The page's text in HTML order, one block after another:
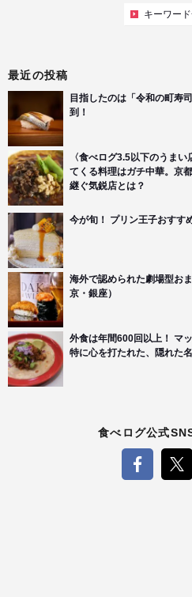
キーワー
最近の投稿
目指したのは「令和の町寿
到！
〈食べログ3.5以下のうま
てくる料理はガチ中華。京
継ぐ気鋭店とは？
今が旬！ プリン王子おすす
海外で認められた劇場型お
京・銀座）
外食は年間600回以上！ マ
特に心を打たれた、隠れた
食べログ公式